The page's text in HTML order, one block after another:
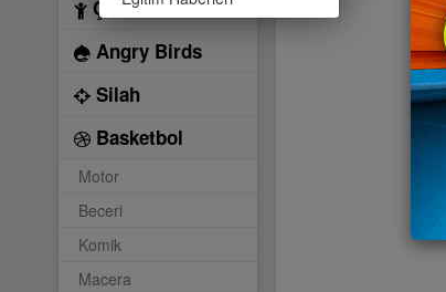
Çocuk
Angry Birds
Silah
Basketbol
Motor
Beceri
Komik
Macera